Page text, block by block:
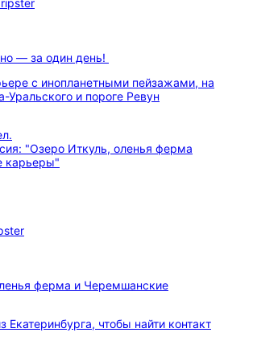
— за один день!
с инопланетными пейзажами, на
Уральского и пороге Ревун
ферма и Черемшанские
Екатеринбурга, чтобы найти контакт